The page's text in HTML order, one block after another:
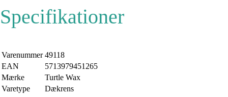
Specifikationer
Varenummer 49118
EAN
5713979451265
Mærke
Turtle Wax
Varetype
Dækrens